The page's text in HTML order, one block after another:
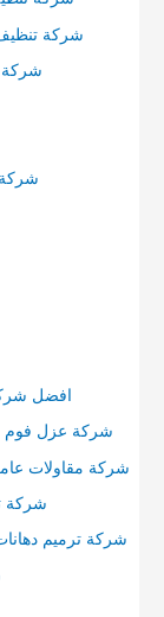
شركة
شركة
شركة
افضل شركة
شركة عزل فوم بالرياض خصم
شركة مقاولات عامة بعرعر خصم
شركة
شركة ترميم دهانات بعرعر خصم